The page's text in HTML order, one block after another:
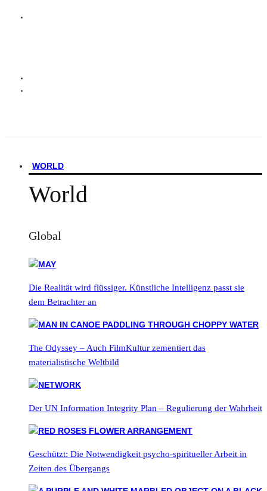
WORLD
World
Global
Die Realität wird flüssiger. Künstliche Intelligenz passt sie
dem Betrachter an
The Odyssey – Auch FilmKultur zementiert das
materialistische Weltbild
Der UN Information Integrity Plan – Regulierung der Wahrheit
Geschützt: Die Notwendigkeit psycho-spiritueller Arbeit in
Zeiten des Übergangs